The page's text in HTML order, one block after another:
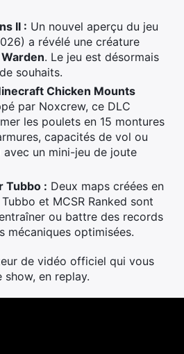
II : Un nouvel aperçu du jeu
a révélé une créature
. Le jeu est désormais
souhaits.
Chicken Mounts
par Noxcrew, ce DLC
les poulets en 15 montures
capacités de vol ou
avec un mini-jeu de joute
Tubbo : Deux maps créées en
et MCSR Ranked sont
ou battre des records
mécaniques optimisées.
de vidéo officiel qui vous
en replay.